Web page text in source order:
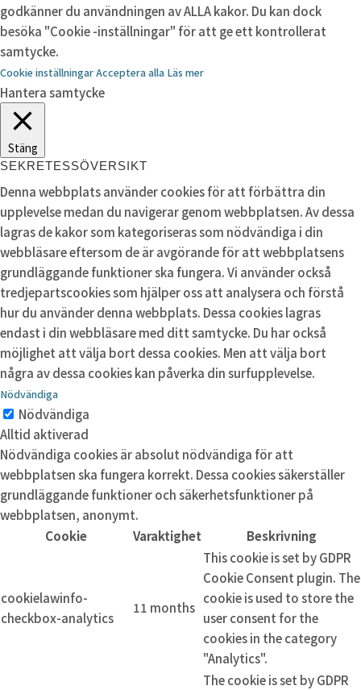
godkänner du användningen av ALLA kakor. Du kan dock
besöka "Cookie -inställningar" för att ge ett kontrollerat
samtycke.
Cookie inställningarAcceptera alla Läs mer
Hantera samtycke
Stäng
SEKRETESSÖVERSIKT
Denna webbplats använder cookies för att förbättra din
upplevelse medan du navigerar genom webbplatsen. Av dessa
lagras de kakor som kategoriseras som nödvändiga i din
webbläsare eftersom de är avgörande för att webbplatsens
grundläggande funktioner ska fungera. Vi använder också
tredjepartscookies som hjälper oss att analysera och förstå
hur du använder denna webbplats. Dessa cookies lagras
endast i din webbläsare med ditt samtycke. Du har också
möjlighet att välja bort dessa cookies. Men att välja bort
några av dessa cookies kan påverka din surfupplevelse.
Nödvändiga
Nödvändiga
Alltid aktiverad
Nödvändiga cookies är absolut nödvändiga för att
webbplatsen ska fungera korrekt. Dessa cookies säkerställer
grundläggande funktioner och säkerhetsfunktioner på
webbplatsen, anonymt.
Cookie
Varaktighet Beskrivning
cookielawinfo-
checkbox-analytics
11 months
This cookie is set by GDPR
Cookie Consent plugin. The
cookie is used to store the
user consent for the
cookies in the category
"Analytics".
The cookie is set by GDPR